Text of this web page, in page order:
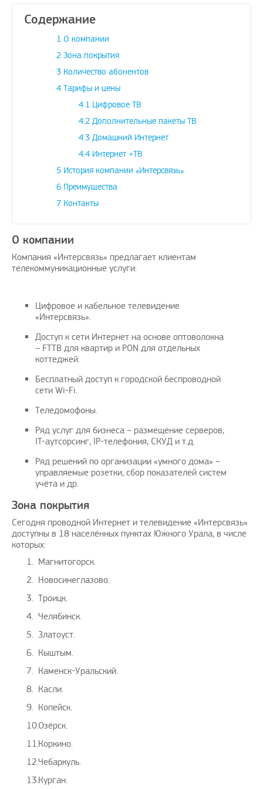
Содержание
1 О компании
2 Зона покрытия
3 Количество абонентов
4 Тарифы и цены
4.1 Цифровое ТВ
4.2Дополнительные пакеты ТВ
4.3Домашний Интернет
4.4Интернет +ТВ
5 История компании «Интерсвязь»
6 Преимущества
7 Контакты
О компании
Компания «Интерсвязь» предлагает клиентам
телекоммуникационные услуги:
Цифровое и кабельное телевидение
«Интерсвязь».
Доступ к сети Интернет на основе оптоволокна
– FTTB для квартир и PON для отдельных
коттеджей.
Бесплатный доступ к городской беспроводной
сети Wi-Fi.
Теледомофоны.
Ряд услуг для бизнеса – размещение серверов,
IT-аутсорсинг, IP-телефония, СКУД и т.д.
Ряд решений по организации «умного дома» –
управляемые розетки, сбор показателей систем
учёта и др.
Зона покрытия
Сегодня проводной Интернет и телевидение «Интерсвязь»
доступны в 18 населённых пунктах Южного Урала, в числе
которых:
Магнитогорск.
Новосинеглазово.
Троицк.
Челябинск.
Златоуст.
Кыштым.
Каменск-Уральский.
Касли.
Копейск.
Озёрск.
Коркино.
Чебаркуль.
Курган.